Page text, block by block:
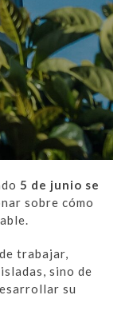
5 de junio se
sobre cómo
trabajar,
sino de
su